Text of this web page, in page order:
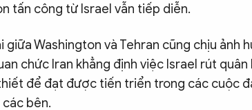
tấn công từ Israel vẫn tiếp diễn.
Washington và Tehran cũng chịu ảnh
chức Iran khẳng định việc Israel rút quân
để đạt được tiến triển trong các cuộc
bên.